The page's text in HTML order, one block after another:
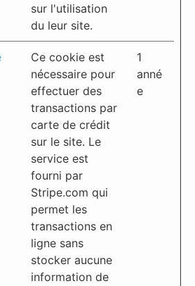
sur l'utilisation
du leur site.
Ce cookie est
nécessaire pour
effectuer des
transactions par
carte de crédit
sur le site. Le
service est
fourni par
Stripe.com qui
permet les
transactions en
ligne sans
stocker aucune
information de
1
anné
e